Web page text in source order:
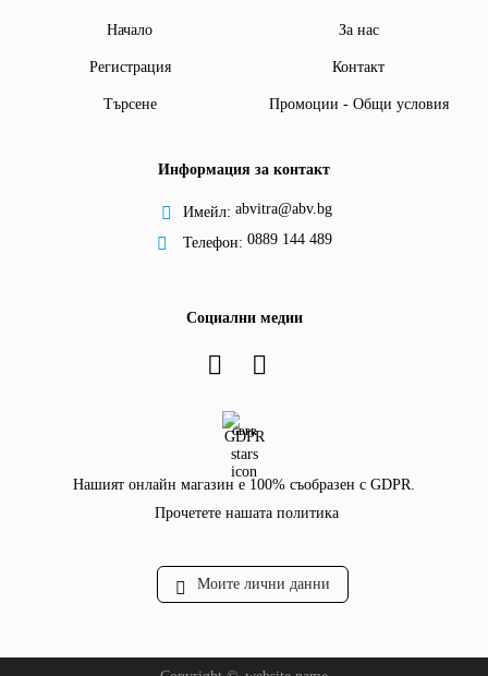
Начало За нас
Регистрация Контакт
Търсене Промоции - Общи условия
Информация за контакт
Имейл: abvitra@abv.bg
Телефон: 0889 144 489
Социални медии
GDPR
Нашият онлайн магазин е 100% съобразен с GDPR.
Прочетете нашата политика
Моите лични данни